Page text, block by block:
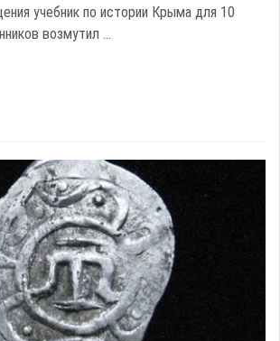
учебник по истории Крыма для 10
возмутил ...